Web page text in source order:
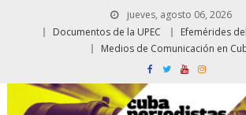
jueves, agosto 06, 2026
Documentos de la UPEC
Efemérides
Medios de Comunicación en